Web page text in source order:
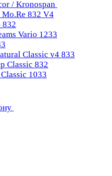
/ Kronospan
832 V4
832
Vario 1233
Classic v4 833
Classic 832
1033